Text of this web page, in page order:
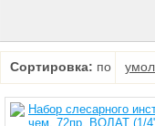
Сортировка: по